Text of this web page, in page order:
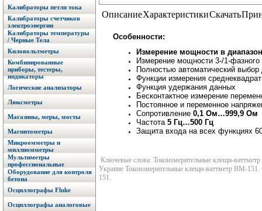
Калибраторы петли тока
Калибраторы счетчиков
электроэнергии
Калибраторы температуры
/ Черные Тела
Киловольтметры
Комбинированные
приборы, тестеры,
индикаторы
Логические анализаторы
Люксметры
Магазины, меры, мосты
Магнитометры
Микроомметры и
миллиомметры
Мультиметры
профессиональные
Оборудование для контроля
бетона
Осциллографы Fluke
Осциллографы аналоговые
ОписаниеХарактеристикиСкачать
Особенности:
Измерение мощности в
Измерение мощности 3-/1-
Полностью автоматический
Функции измерения
Функция удержания данных
Бесконтактное измерение
Постоянное и переменное
Сопротивление 0,1 Ом…999,9 Ом
Частота 5 Гц…500 Гц
Защита входа на всех функциях
Ключевые слова: Токоизмерительные клещи-
Украине Токоизмерительные клещи-ваттметр BM-
151.